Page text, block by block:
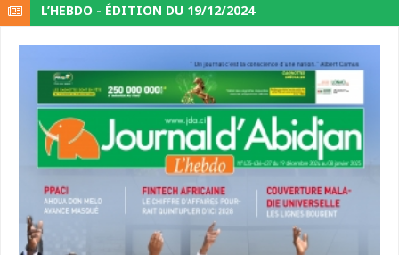
L’HEBDO - ÉDITION DU 19/12/2024